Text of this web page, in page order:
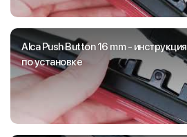
Alca Push Button 16 mm - инструкция
по установке